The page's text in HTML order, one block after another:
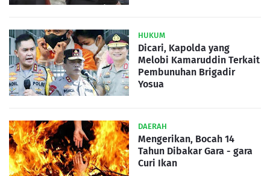
HUKUM
Dicari, Kapolda yang
Melobi Kamaruddin Terkait
Pembunuhan Brigadir
Yosua
DAERAH
Mengerikan, Bocah 14
Tahun Dibakar Gara - gara
Curi Ikan